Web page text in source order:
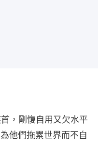
，剛愎自用又欠水平
他們拖累世界而不自